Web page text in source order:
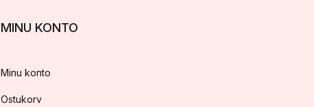
MINU KONTO
Minu konto
Ostukorv